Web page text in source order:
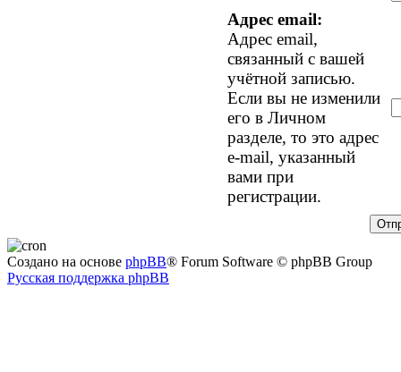
Адрес email:
Адрес email,
связанный с вашей
учётной записью.
Если вы не изменили
его в Личном
разделе, то это адрес
e-mail, указанный
вами при
регистрации.
Создано на основе phpBB® Forum Software © phpBB Group
Русская поддержка phpBB